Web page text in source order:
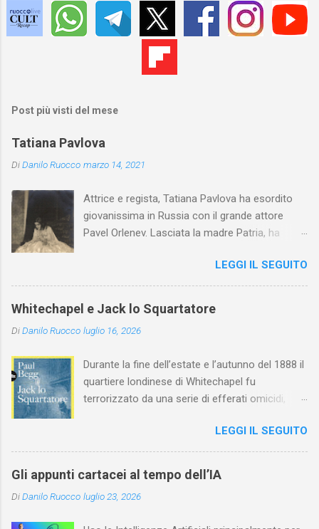
Post più visti del mese
Tatiana Pavlova
DiDanilo Ruocco marzo 14, 2021
Attrice e regista, Tatiana Pavlova ha esordito
giovanissima in Russia con il grande attore
Pavel Orlenev. Lasciata la madre Patria, ha
l'arte della Pavlova ha raggiunto la piena
maturità ed è stata in grado di rinnovare
profondamente l'attardato mondo teatrale
LEGGI IL SEGUITO
Whitechapel e Jack lo Squartatore
DiDanilo Ruocco luglio 16, 2026
Durante la fine dell’estate e l’autunno del 1888 il
quartiere londinese di Whitechapel fu
terrorizzato da una serie di efferati omicidi,
assassino ribattezzato Jack lo Squartatore la
cui identità, tutt’oggi, resta ignota. Paul Begg in
Jack lo Squartatore: la vera storia , edito da
Utet, ricostruisce non solo i cinque omicidi
“canonicamente” addebitati a Jack lo
LEGGI IL SEGUITO
Gli appunti cartacei al tempo dell’IA
DiDanilo Ruocco luglio 23, 2026